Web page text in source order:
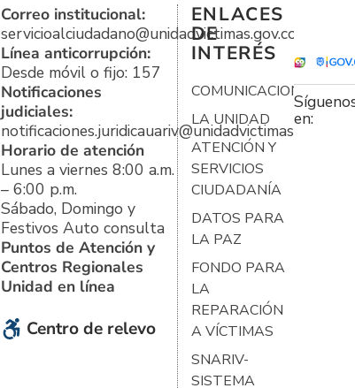
Correo institucional:
servicioalciudadano@unidadvictimas.gov.co
Línea anticorrupción:
Desde móvil o fijo: 157
Notificaciones
judiciales:
notificaciones.juridicauariv@unidadvictimas.gov.co
Horario de atención
Lunes a viernes 8:00 a.m.
– 6:00 p.m.
Sábado, Domingo y
Festivos Auto consulta
Puntos de Atención y
Centros Regionales
Unidad en línea
Centro de relevo
ENLACES
DE
INTERÉS
COMUNICACIONES
LA UNIDAD
ATENCIÓN Y
SERVICIOS
CIUDADANÍA
DATOS PARA
LA PAZ
FONDO PARA
LA
REPARACIÓN
A VÍCTIMAS
SNARIV-
SISTEMA
en: